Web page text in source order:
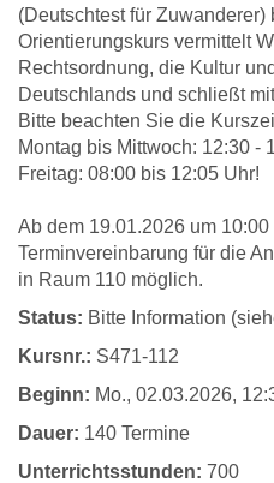
(Deutschtest für Zuwanderer)
Orientierungskurs vermittelt
Rechtsordnung, die Kultur
Deutschlands und schließt
Bitte beachten Sie die
Montag bis Mittwoch: 12:30 -
Freitag: 08:00 bis 12:05 Uhr!
Ab dem 19.01.2026 um
Terminvereinbarung für die
in Raum 110 möglich.
Status: Bitte Information
Kursnr.: S471-112
Beginn: Mo., 02.03.2026,
Dauer: 140 Termine
Unterrichtsstunden: 700